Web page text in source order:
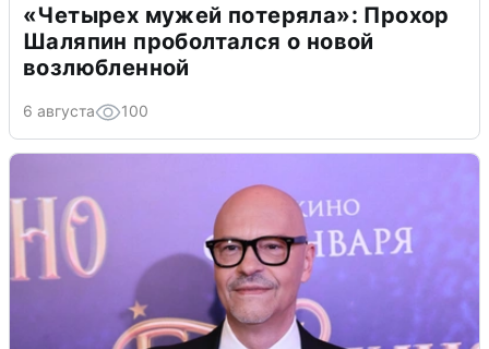
«Четырех мужей потеряла»: Прохор
Шаляпин проболтался о новой
возлюбленной
6 августа 100